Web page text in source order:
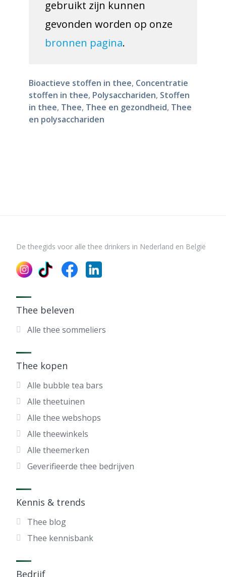
gebruikt zijn kunnen
gevonden worden op onze
bronnen pagina.
Bioactieve stoffen in thee, Concentratie
stoffen in thee, Polysacchariden, Stoffen
in thee, Thee, Thee en gezondheid, Thee
en polysacchariden
De theegids voor alle thee drinkers in Nederland en België
Thee beleven
Alle thee sommeliers
Thee kopen
Alle bubble tea bars
Alle theetuinen
Alle thee webshops
Alle theewinkels
Alle theemerken
Geverifieerde thee bedrijven
Kennis & trends
Thee blog
Thee kennisbank
Bedrijf